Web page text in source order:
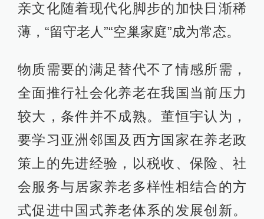
亲文化随着现代化脚步的加快日渐稀
薄，“留守老人”“空巢家庭”成为常态。
物质需要的满足替代不了情感所需，
全面推行社会化养老在我国当前压力
较大，条件并不成熟。董恒宇认为，
要学习亚洲邻国及西方国家在养老政
策上的先进经验，以税收、保险、社
会服务与居家养老多样性相结合的方
式促进中国式养老体系的发展创新。